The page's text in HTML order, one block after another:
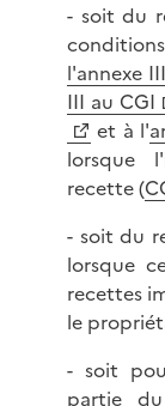
- soit du
l'annexe
III au CGI
et à l'
lorsque
recette (
- soit du
lorsque
recettes
le
- soit
partie